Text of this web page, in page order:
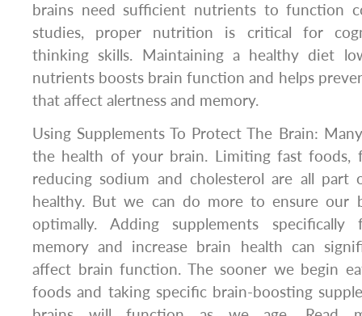
brains need sufficient nutrients to function
studies, proper nutrition is critical for
thinking skills. Maintaining a healthy diet
nutrients boosts brain function and helps
that affect alertness and memory.
Using Supplements To Protect The Brain:
the health of your brain. Limiting fast foods,
reducing sodium and cholesterol are all part
healthy. But we can do more to ensure our
optimally. Adding supplements
memory and increase brain health can
affect brain function. The sooner we begin
foods and taking specific brain-boosting